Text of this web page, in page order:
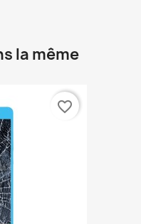
la même
favorite_border